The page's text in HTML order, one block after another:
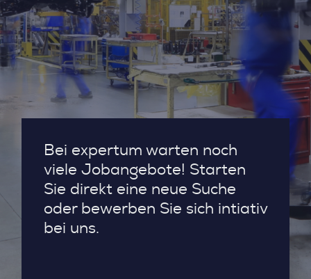
Bei expertum warten noch
viele Jobangebote! Starten
Sie direkt eine neue Suche
oder bewerben Sie sich intiativ
bei uns.